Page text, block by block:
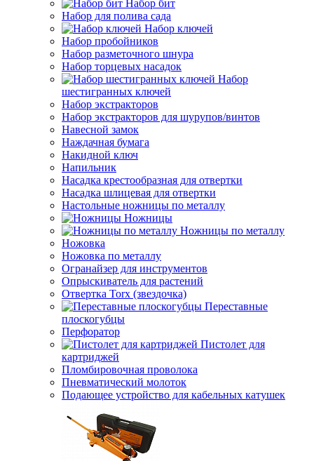
Набор бит
Набор для полива сада
Набор ключей
Набор пробойников
Набор разметочного шнура
Набор торцевых насадок
Набор
шестигранных ключей
Набор экстракторов
Набор экстракторов для шурупов/винтов
Навесной замок
Наждачная бумага
Накидной ключ
Напильник
Насадка крестообразная для отвертки
Насадка шлицевая для отвертки
Настольные ножницы по металлу
Ножницы
Ножницы по металлу
Ножовка
Ножовка по металлу
Огранайзер для инструментов
Опрыскиватель для растений
Отвертка Torx (звездочка)
Переставные
плоскогубцы
Перфоратор
Пистолет для
картриджей
Пломбировочная проволока
Пневматический молоток
Подающее устройство для кабельных катушек